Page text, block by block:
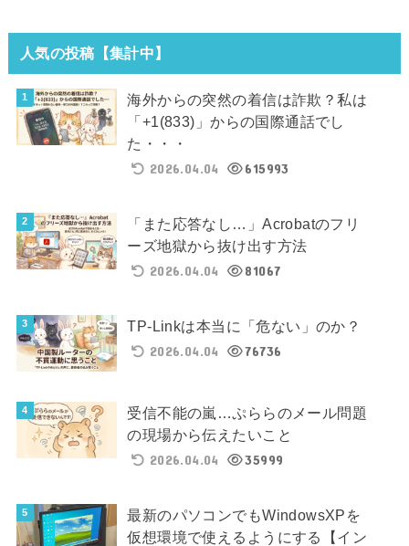
人気の投稿【集計中】
海外からの突然の着信は詐欺？私は
「+1(833)」からの国際通話でし
た・・・
2026.04.04
615993
「また応答なし…」Acrobatのフリ
ーズ地獄から抜け出す方法
2026.04.04
81067
TP-Linkは本当に「危ない」のか？
2026.04.04
76736
受信不能の嵐…ぷららのメール問題
の現場から伝えたいこと
2026.04.04
35999
最新のパソコンでもWindowsXPを
仮想環境で使えるようにする【イン